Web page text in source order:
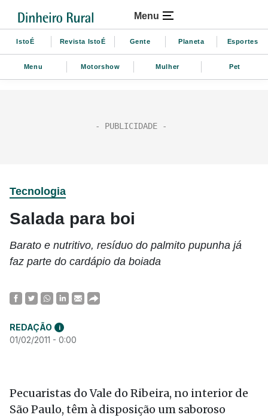
Menu
IstoÉ Revista IstoÉ Gente Planeta Esportes
Menu Motorshow Mulher Pet
Tecnologia
Salada para boi
Barato e nutritivo, resíduo do palmito pupunha já
faz parte do cardápio da boiada
REDAÇÃO i
01/02/2011 - 0:00
Pecuaristas do Vale do Ribeira, no interior de
São Paulo, têm à disposição um saboroso